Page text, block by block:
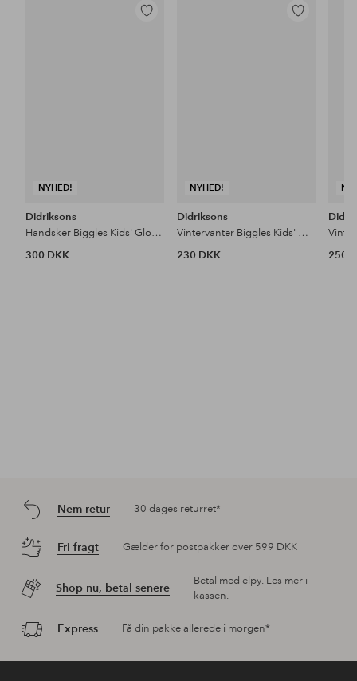
NYHED!
Tilføj
Didriksons
Handsker Biggles Kids' Gloves
300 DKK
NYHED!
Tilføj
Didriksons
Vintervanter Biggles Kids' Mittens
230 DKK
250
Nem retur 30 dages returret*
Fri fragt Gælder for postpakker over 599 DKK
Shop nu, betal senere
Betal med elpy. Les mer i
kassen.
Express Få din pakke allerede i morgen*